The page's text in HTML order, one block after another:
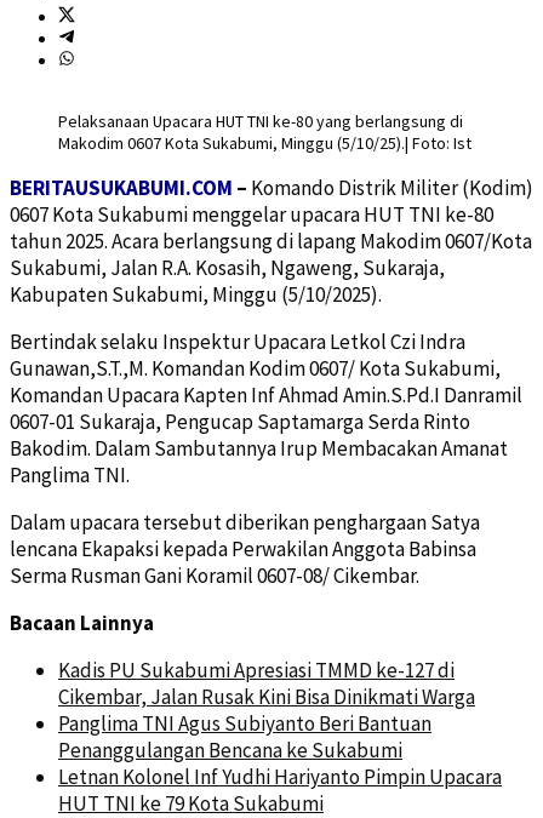
Pelaksanaan Upacara HUT TNI ke-80 yang berlangsung di
Makodim 0607 Kota Sukabumi, Minggu (5/10/25).| Foto: Ist
BERITAUSUKABUMI.COM – Komando Distrik Militer (Kodim)
0607 Kota Sukabumi menggelar upacara HUT TNI ke-80
tahun 2025. Acara berlangsung di lapang Makodim 0607/Kota
Sukabumi, Jalan R.A. Kosasih, Ngaweng, Sukaraja,
Kabupaten Sukabumi, Minggu (5/10/2025).
Bertindak selaku Inspektur Upacara Letkol Czi Indra
Gunawan,S.T.,M. Komandan Kodim 0607/ Kota Sukabumi,
Komandan Upacara Kapten Inf Ahmad Amin.S.Pd.I Danramil
0607-01 Sukaraja, Pengucap Saptamarga Serda Rinto
Bakodim. Dalam Sambutannya Irup Membacakan Amanat
Panglima TNI.
Dalam upacara tersebut diberikan penghargaan Satya
lencana Ekapaksi kepada Perwakilan Anggota Babinsa
Serma Rusman Gani Koramil 0607-08/ Cikembar.
Bacaan Lainnya
Kadis PU Sukabumi Apresiasi TMMD ke-127 di
Cikembar, Jalan Rusak Kini Bisa Dinikmati Warga
Panglima TNI Agus Subiyanto Beri Bantuan
Penanggulangan Bencana ke Sukabumi
Letnan Kolonel Inf Yudhi Hariyanto Pimpin Upacara
HUT TNI ke 79 Kota Sukabumi